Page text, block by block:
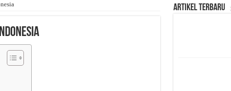
Artikel Terbaru